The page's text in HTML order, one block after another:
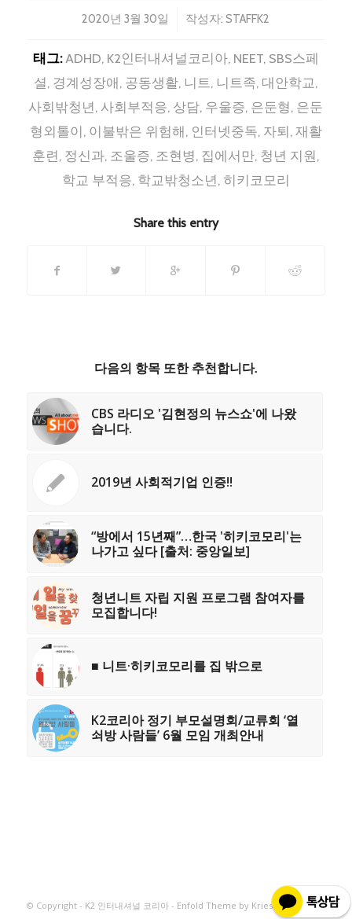
2020년 3월 30일
/ 작성자:STAFFK2
태그: ADHD, K2인터내셔널코리아, NEET, SBS스페
셜, 경계성장애, 공동생활, 니트 , 니트족, 대안학교,
사회밖청년, 사회부적응, 상담, 우울증, 은둔형, 은둔
형외톨이, 이불밖은 위험해, 인터넷중독, 자퇴, 재활
훈련, 정신과, 조울증, 조현병, 집에서만, 청년 지원,
학교 부적응, 학교밖청소년, 히키코모리
Share this entry
다음의 항목 또한 추천합니다.
CBS 라디오 '김현정의 뉴스쇼'에 나왔
습니다.
2019년 사회적기업 인증!!
“방에서 15년째”…한국 '히키코모리'는
나가고 싶다 [출처: 중앙일보]
청년니트 자립 지원 프로그램 참여자를
모집합니다!
■ 니트·히키코모리를 집 밖으로
K2코리아 정기 부모설명회/교류회 ‘열
쇠방 사람들’ 6월 모임 개최안내
© Copyright - K2 인터내셔널 코리아- Enfold Theme by Kriesi